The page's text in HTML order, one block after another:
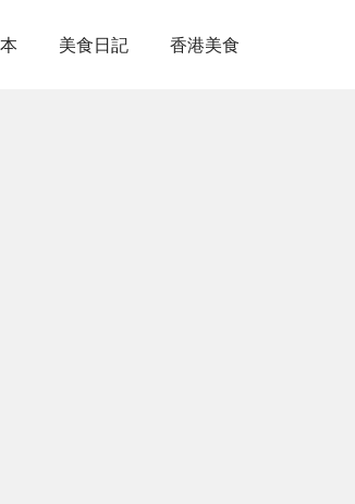
美食日記 香港美食